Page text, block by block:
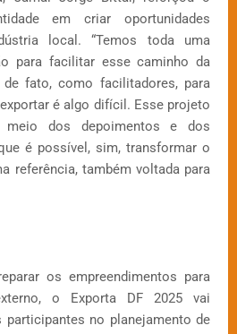
em criar oportunidades
local. “Temos toda uma
para facilitar esse caminho da
de fato, como facilitadores, para
é algo difícil. Esse projeto
meio dos depoimentos e dos
é possível, sim, transformar o
referência, também voltada para
os empreendimentos para
o Exporta DF 2025 vai
participantes no planejamento de